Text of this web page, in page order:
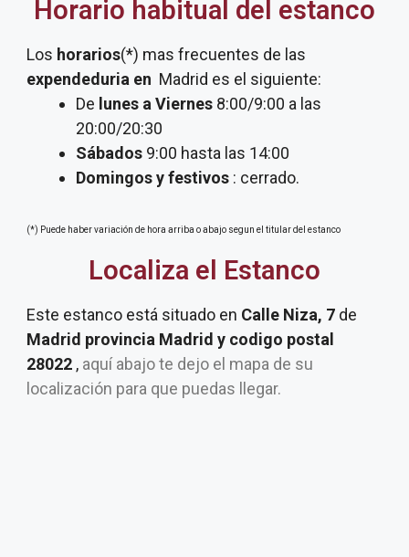
Horario habitual del estanco
Los horarios(*) mas frecuentes de las
expendeduria en Madrid es el siguiente:
De lunes a Viernes 8:00/9:00 a las
20:00/20:30
Sábados 9:00 hasta las 14:00
Domingos y festivos : cerrado.
(*) Puede haber variación de hora arriba o abajo segun el titular del estanco
Localiza el Estanco
Este estanco está situado en Calle Niza, 7 de
Madrid provincia Madrid y codigo postal
28022 , aquí abajo te dejo el mapa de su
localización para que puedas llegar.